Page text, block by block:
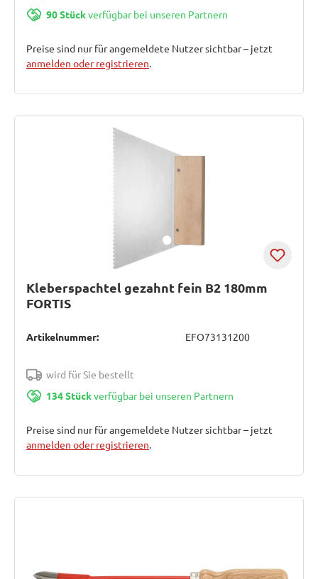
90 Stückverfügbar bei unseren Partnern
Preise sind nur für angemeldete Nutzer sichtbar – jetzt
anmelden oder registrieren.
Kleberspachtel gezahnt fein B2 180mm
FORTIS
Artikelnummer: EFO73131200
wird für Sie bestellt
134 Stückverfügbar bei unseren Partnern
Preise sind nur für angemeldete Nutzer sichtbar – jetzt
anmelden oder registrieren.